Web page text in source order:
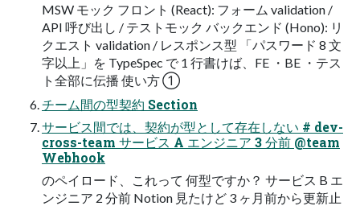
MSW モック フロント (React): フォーム validation /
API 呼び出し / テストモック バックエンド (Hono): リ
クエスト validation / レスポンス型 「パスワード 8 文
字以上」を TypeSpec で 1 行書けば、FE ・BE ・テス
ト全部に伝播 使い方 ①
チーム間の型契約 Section
サービス間では、契約が型として存在しない # dev-
cross-team サービス A エンジニア 3 分前 @team
Webhook
のペイロード、これって 何型ですか？ サービス B エ
ンジニア 2 分前 Notion 見たけど 3 ヶ月前から更新止